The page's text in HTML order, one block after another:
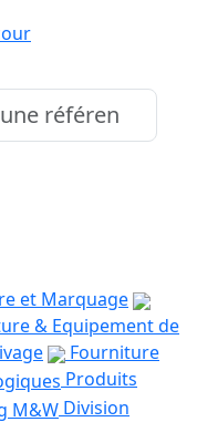
et Marquage
& Equipement de
Fourniture
Produits
Division